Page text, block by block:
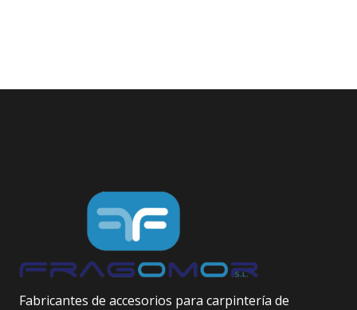
Fabricantes de accesorios para carpintería de